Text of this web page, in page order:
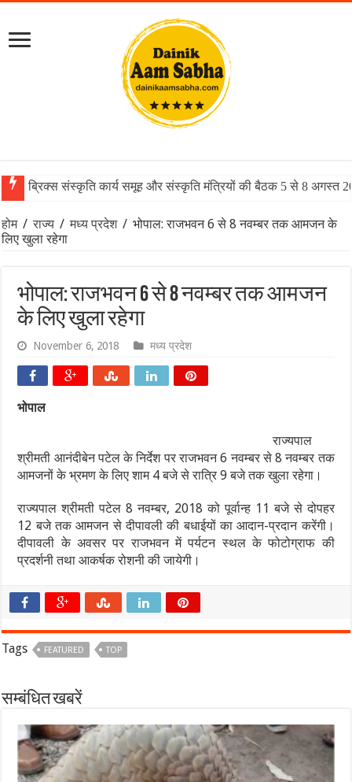
ब्रिक्स संस्कृति कार्य समूह और संस्कृति मंत्रियों की बैठक 5 से 8 अगस्त
होम / राज्य / मध्य प्रदेश / भोपाल: राजभवन 6 से 8 नवम्बर तक आमजन के
लिए खुला रहेगा
भोपाल: राजभवन 6 से 8 नवम्बर तक आमजन
के लिए खुला रहेगा
November 6, 2018 मध्य प्रदेश
भोपाल
राज्यपाल
श्रीमती आनंदीबेन पटेल के निर्देश पर राजभवन 6 नवम्बर से 8 नवम्बर तक
आमजनों के भ्रमण के लिए शाम 4 बजे से रात्रि 9 बजे तक खुला रहेगा।
राज्यपाल श्रीमती पटेल 8 नवम्बर, 2018 को पूर्वान्ह 11 बजे से दोपहर
12 बजे तक आमजन से दीपावली की बधाईयों का आदान-प्रदान करेंगी।
दीपावली के अवसर पर राजभवन में पर्यटन स्थल के फोटोग्राफ की
प्रदर्शनी तथा आकर्षक रोशनी की जायेगी।
Tags FEATURED TOP
सम्बंधित खबरें